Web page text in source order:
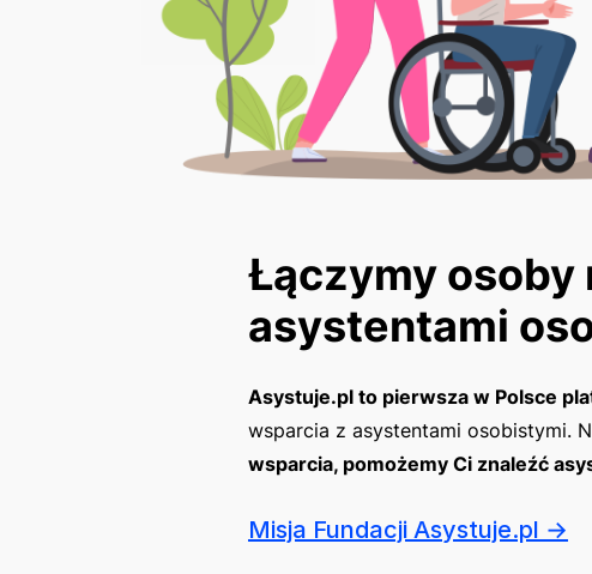
Łączymy osoby
asystentami
Asystuje.pl to pierwsza w Polsce
wsparcia z asystentami osobistymi.
wsparcia, pomożemy Ci znaleźć
Misja Fundacji Asystuje.pl →